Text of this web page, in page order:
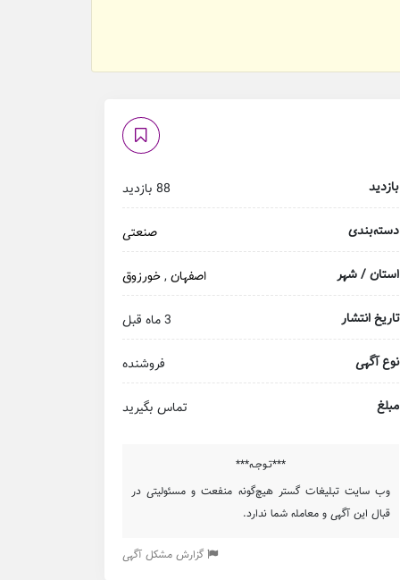
بازدید 88 بازدید
دسته‌بندی صنعتی
استان / شهر اصفهان ,خورزوق
تاریخ انتشار 3 ماه قبل
نوع آگهی فروشنده
مبلغ تماس بگیرید
***تـوجـه***
وب سایت تبلیغات گستر هیچ‌گونه منفعت و مسئولیتی در
قبال این آگهی و معامله شما ندارد.
گزارش مشکل آگهی